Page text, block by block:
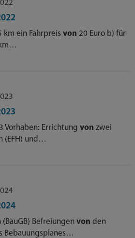
km ein Fahrpreis von 20 Euro b) für
Vorhaben: Errichtung von zwei
(EFH) und…
Befreiungen von den
Bebauungsplanes…